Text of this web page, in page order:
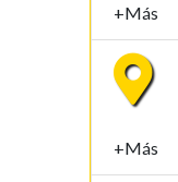
+Más
+Más